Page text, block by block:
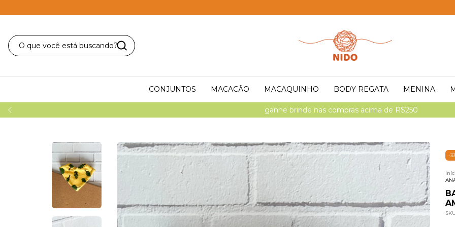
ganhe brinde nas compras acima de R$250
CONJUNTOS MACACÃO MACAQUINHO BODY REGATA MENINA
-33